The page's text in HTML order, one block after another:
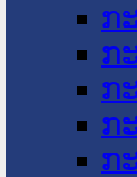
ກ
ກ
ກ
ກ
ກ